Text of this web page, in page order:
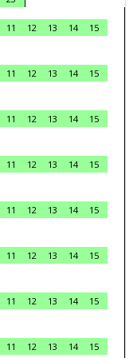
11 12 13 14
15
11 12 13 14
15
11 12 13 14
15
11 12 13 14
15
11 12 13 14
15
11 12 13 14
15
11 12 13 14
15
11 12 13 14
15